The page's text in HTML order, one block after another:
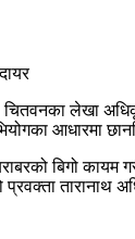
लेखा
आधारमा
बिगो
तारानाथ